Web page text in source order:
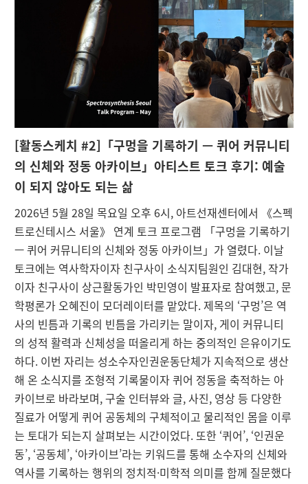
[활동스케치 #2]「구멍을 기록하기 — 퀴어 커뮤니티
의 신체와 정동 아카이브」아티스트 토크 후기: 예술
이 되지 않아도 되는 삶
2026년 5월 28일 목요일 오후 6시, 아트선재센터에서 《스펙
트로신테시스 서울》 연계 토크 프로그램 「구멍을 기록하기
— 퀴어 커뮤니티의 신체와 정동 아카이브」가 열렸다. 이날
토크에는 역사학자이자 친구사이 소식지팀원인 김대현, 작가
이자 친구사이 상근활동가인 박민영이 발표자로 참여했고, 문
학평론가 오혜진이 모더레이터를 맡았다. 제목의 ‘구멍’은 역
사의 빈틈과 기록의 빈틈을 가리키는 말이자, 게이 커뮤니티
의 성적 활력과 신체성을 떠올리게 하는 중의적인 은유이기도
하다. 이번 자리는 성소수자인권운동단체가 지속적으로 생산
해 온 소식지를 조형적 기록물이자 퀴어 정동을 축적하는 아
카이브로 바라보며, 구술 인터뷰와 글, 사진, 영상 등 다양한
질료가 어떻게 퀴어 공동체의 구체적이고 물리적인 몸을 이루
는 토대가 되는지 살펴보는 시간이었다. 또한 ‘퀴어’, ‘인권운
동’, ‘공동체’, ‘아카이브’라는 키워드를 통해 소수자의 신체와
역사를 기록하는 행위의 정치적·미학적 의미를 함께 질문했다